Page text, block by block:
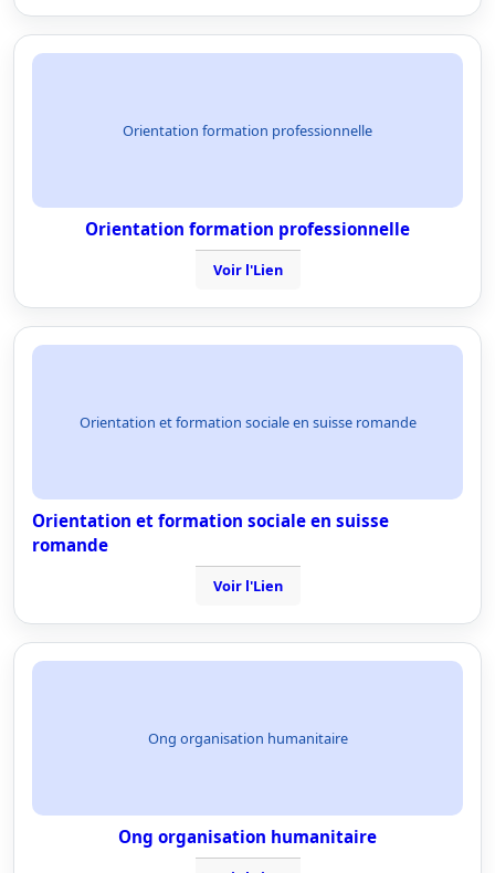
Orientation formation professionnelle
Orientation formation professionnelle
Voir l'Lien
Orientation et formation sociale en suisse romande
Orientation et formation sociale en suisse
romande
Voir l'Lien
Ong organisation humanitaire
Ong organisation humanitaire